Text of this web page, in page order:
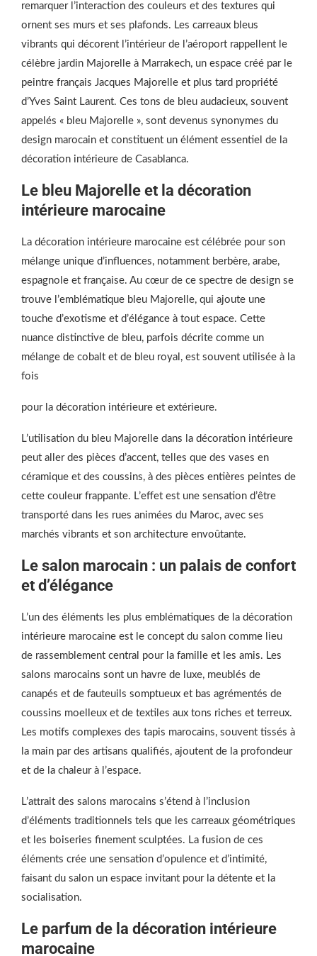
remarquer l’interaction des couleurs et des textures qui
ornent ses murs et ses plafonds. Les carreaux bleus
vibrants qui décorent l’intérieur de l’aéroport rappellent le
célèbre jardin Majorelle à Marrakech, un espace créé par le
peintre français Jacques Majorelle et plus tard propriété
d’Yves Saint Laurent. Ces tons de bleu audacieux, souvent
appelés « bleu Majorelle », sont devenus synonymes du
design marocain et constituent un élément essentiel de la
décoration intérieure de Casablanca.
Le bleu Majorelle et la décoration
intérieure marocaine
La décoration intérieure marocaine est célébrée pour son
mélange unique d’influences, notamment berbère, arabe,
espagnole et française. Au cœur de ce spectre de design se
trouve l’emblématique bleu Majorelle, qui ajoute une
touche d’exotisme et d’élégance à tout espace. Cette
nuance distinctive de bleu, parfois décrite comme un
mélange de cobalt et de bleu royal, est souvent utilisée à la
fois
pour la décoration intérieure et extérieure.
L’utilisation du bleu Majorelle dans la décoration intérieure
peut aller des pièces d’accent, telles que des vases en
céramique et des coussins, à des pièces entières peintes de
cette couleur frappante. L’effet est une sensation d’être
transporté dans les rues animées du Maroc, avec ses
marchés vibrants et son architecture envoûtante.
Le salon marocain : un palais de confort
et d’élégance
L’un des éléments les plus emblématiques de la décoration
intérieure marocaine est le concept du salon comme lieu
de rassemblement central pour la famille et les amis. Les
salons marocains sont un havre de luxe, meublés de
canapés et de fauteuils somptueux et bas agrémentés de
coussins moelleux et de textiles aux tons riches et terreux.
Les motifs complexes des tapis marocains, souvent tissés à
la main par des artisans qualifiés, ajoutent de la profondeur
et de la chaleur à l’espace.
L’attrait des salons marocains s’étend à l’inclusion
d’éléments traditionnels tels que les carreaux géométriques
et les boiseries finement sculptées. La fusion de ces
éléments crée une sensation d’opulence et d’intimité,
faisant du salon un espace invitant pour la détente et la
socialisation.
Le parfum de la décoration intérieure
marocaine